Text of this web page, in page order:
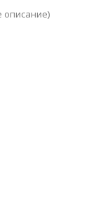
описание)